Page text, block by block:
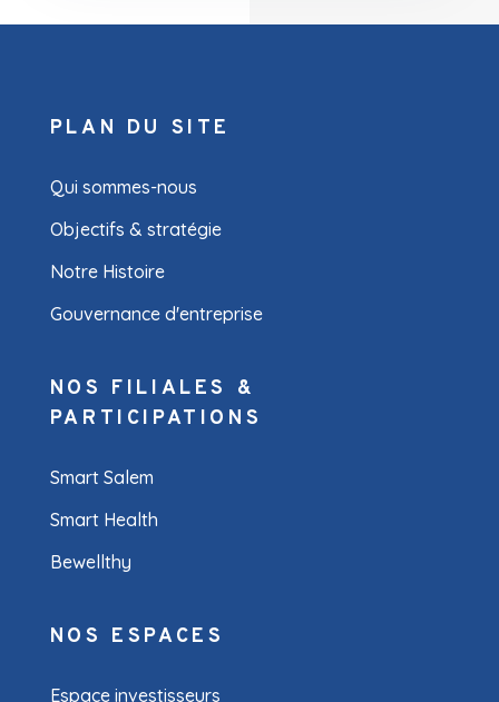
PLAN DU SITE
Qui sommes-nous
Objectifs & stratégie
Notre Histoire
Gouvernance d'entreprise
NOS FILIALES &
PARTICIPATIONS
Smart Salem
Smart Health
Bewellthy
NOS ESPACES
Espace investisseurs